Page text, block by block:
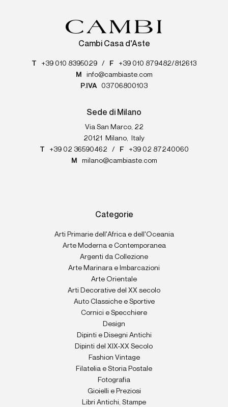
Cambi Casa d'Aste
T +39 010 8395029 / F
+39 010 879482/812613
M
info@cambiaste.com
P.IVA
03706800103
Sede di Milano
Via San Marco, 22
20121
Milano,
Italy
T
+39 02 36590462 / F
+39 02 87240060
M
milano@cambiaste.com
Categorie
Arti Primarie dell'Africa e dell'Oceania
Arte Moderna e Contemporanea
Argenti da Collezione
Arte Marinara e Imbarcazioni
Arte Orientale
Arti Decorative del XX secolo
Auto Classiche e Sportive
Cornici e Specchiere
Design
Dipinti e Disegni Antichi
Dipinti del XIX-XX Secolo
Fashion Vintage
Filatelia e Storia Postale
Fotografia
Gioielli e Preziosi
Libri Antichi, Stampe